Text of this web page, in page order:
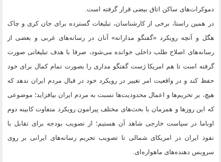
دموکرات‌های ساکن اتاق بیضی قرار گرفته است.
در همین راستا، برخی از کار‌شناسان، تبلیغات گسترده برای جان کری و چاک
هگل و آنچه رویکرد «گفتگو مدارانه» آنان در رسانه‌های غربی و بعضی از
رسانه‌های اصلاح طلب داخلی خوانده می‌شود، صرفا با هدف تبلیغاتی صورت
گرفته است تا هم امریکا ژست گفتگو مداری را بصورت تمام کمال برای خود
حفظ کند و در واقعیت امر تغییر در رویکرد خود در قبال مردم ایران ندهد که
هیچ، بر تحریم‌ها و اعمال محدودیت‌ها نسبت به مردم ایران بیافزاید؛ موضوعی
که این روز‌ها و همزمان با بحث‌های مختلف پیرامون رویکرد متفاوت کابینه دوم
اوباما در سیاست خارجی شاهد آن هستیم؛ از تصویب بودجه برای تقابل با
نفوذ ایران در امریکای شمالی تا تصویب تحریم رسانه‌های ایرانی بر روی
سرویس‌ دهنده‌های ماهواره‌ای.